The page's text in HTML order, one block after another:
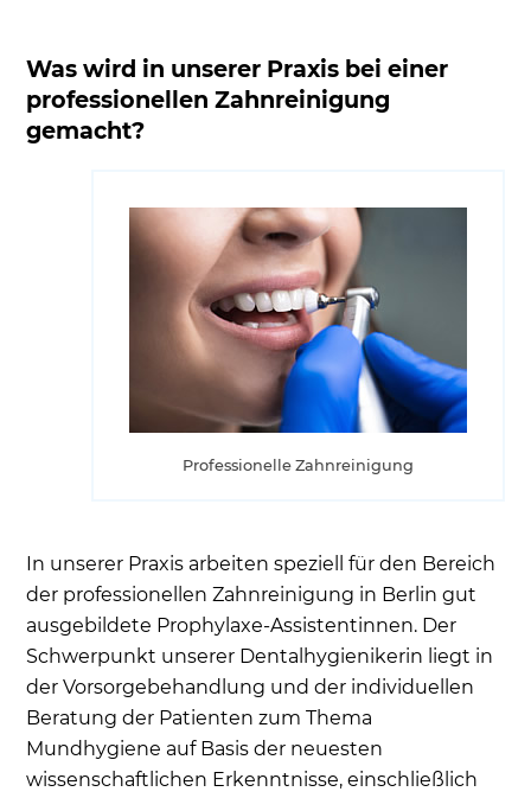
Was wird in unserer Praxis bei einer
professionellen Zahnreinigung
gemacht?
Professionelle Zahnreinigung
In unserer Praxis arbeiten speziell für den Bereich
der professionellen Zahnreinigung in Berlin gut
ausgebildete Prophylaxe-Assistentinnen. Der
Schwerpunkt unserer Dentalhygienikerin liegt in
der Vorsorgebehandlung und der individuellen
Beratung der Patienten zum Thema
Mundhygiene auf Basis der neuesten
wissenschaftlichen Erkenntnisse, einschließlich